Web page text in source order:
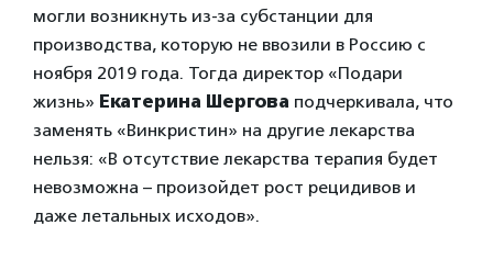
могли возникнуть из-за субстанции для
производства, которую не ввозили в Россию с
ноября 2019 года. Тогда директор «Подари
жизнь» Екатерина Шергова подчеркивала, что
заменять «Винкристин» на другие лекарства
нельзя: «В отсутствие лекарства терапия будет
невозможна – произойдет рост рецидивов и
даже летальных исходов».